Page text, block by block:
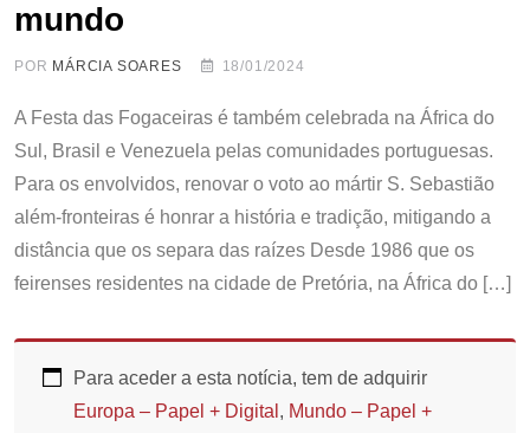
mundo
POR MÁRCIA SOARES 18/01/2024
A Festa das Fogaceiras é também celebrada na África do
Sul, Brasil e Venezuela pelas comunidades portuguesas.
Para os envolvidos, renovar o voto ao mártir S. Sebastião
além-fronteiras é honrar a história e tradição, mitigando a
distância que os separa das raízes Desde 1986 que os
feirenses residentes na cidade de Pretória, na África do […]
Para aceder a esta notícia, tem de adquirir
Europa – Papel + Digital , Mundo – Papel +